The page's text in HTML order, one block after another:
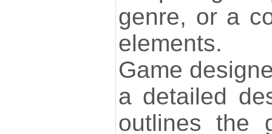
genre, or a
elements.
Game
a detailed
outlines the